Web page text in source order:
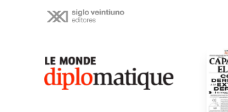
Le monde diplomatique